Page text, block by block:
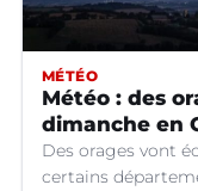
MÉTÉO
Météo : des
dimanche en
Des orages vont
certains